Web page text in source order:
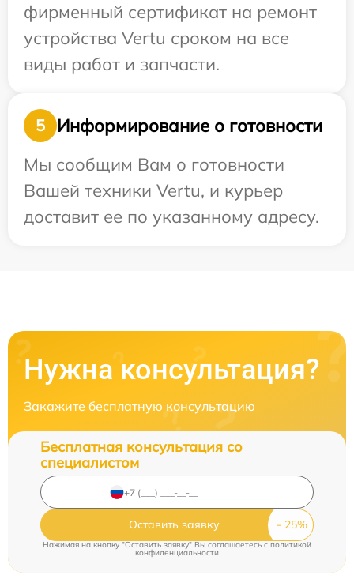
фирменный сертификат на ремонт
устройства Vertu сроком на все
виды работ и запчасти.
5
Информирование о готовности
Мы сообщим Вам о готовности
Вашей техники Vertu, и курьер
доставит ее по указанному адресу.
Нужна консультация?
Закажите бесплатную консультацию
Бесплатная консультация со
специалистом
Оставить заявку
Нажимая на кнопку "Оставить заявку" Вы соглашаетесь cполитикой
конфиденциальности